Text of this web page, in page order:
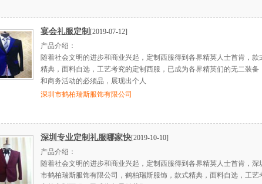
宴会礼服定制 [2019-07-12]
产品介绍：
随着社会文明的进步和商业兴起，定制西服得到各界精英人士首肯，款
精典，面料自选，工艺考究的定制西服，已成为各界精英们的无二装备
和商务活动的必须品，展现出个人
深圳市鹤柏瑞斯服饰有限公司
深圳专业定制礼服哪家快[2019-10-10]
产品介绍：
随着社会文明的进步和商业兴起，定制西服得到各界精英人士首肯，深
市鹤柏瑞斯服饰有限公司，鹤柏瑞斯服饰，款式精典，面料自选，工艺